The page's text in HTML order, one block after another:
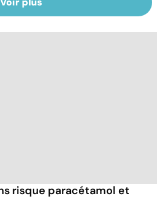
risque paracétamol et